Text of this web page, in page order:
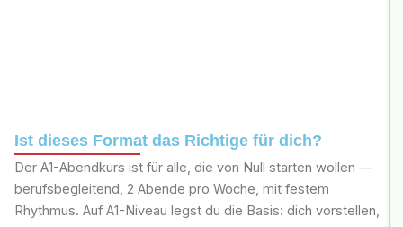
Ist dieses Format das Richtige für dich?
Der A1-Abendkurs ist für alle, die von Null starten wollen —
berufsbegleitend, 2 Abende pro Woche, mit festem
Rhythmus. Auf A1-Niveau legst du die Basis: dich vorstellen,